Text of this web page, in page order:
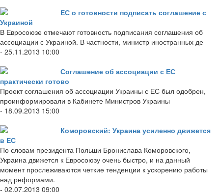
ЕС о готовности подписать соглашение с
Украиной
В Евросоюзе отмечают готовность подписания соглашения об
ассоциации с Украиной. В частности, министр иностранных де
- 25.11.2013 10:00
Соглашение об ассоциации с ЕС
практически готово
Проект соглашения об ассоциации Украины с ЕС был одобрен,
проинформировали в Кабинете Министров Украины
- 18.09.2013 15:00
Коморовский: Украина усиленно движется
в ЕС
По словам президента Польши Бронислава Коморовского,
Украина движется к Евросоюзу очень быстро, и на данный
момент прослеживаются четкие тенденции к ускорению работы
над реформами.
- 02.07.2013 09:00